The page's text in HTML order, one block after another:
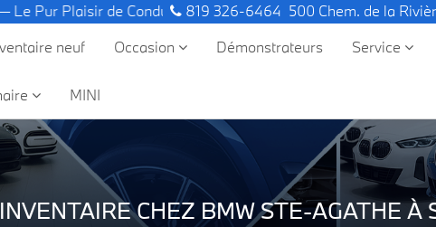
de Conduire. 819 326-6464 500 Chem. de la
neuf Occasion Démonstrateurs Service
MINI
CHEZ BMW STE-AGATHE